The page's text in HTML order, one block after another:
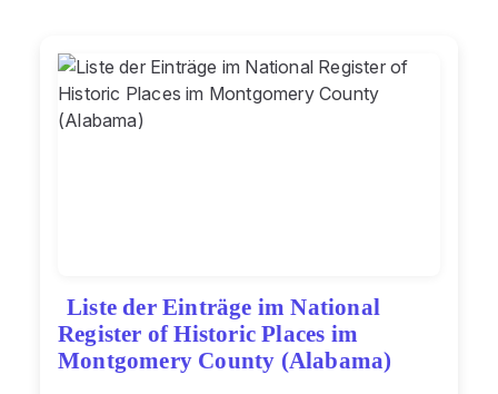
Liste der Einträge im National
Register of Historic Places im
Montgomery County (Alabama)